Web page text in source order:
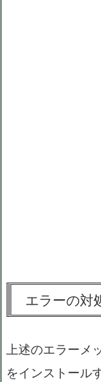
エラーの対
上述のエラーメ
をインストール